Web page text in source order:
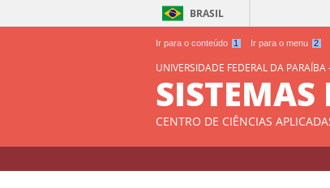
Ir para o conteúdo 1 Ir para o menu 2
BRASIL
UNIVERSIDADE FEDERAL DA PARAÍBA
CENTRO DE CIÊNCIAS